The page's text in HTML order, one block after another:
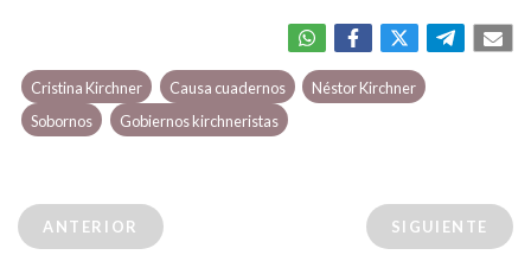
Cristina Kirchner Causa cuadernos
Néstor Kirchner
Sobornos
Gobiernos kirchneristas
ANTERIOR SIGUIENTE